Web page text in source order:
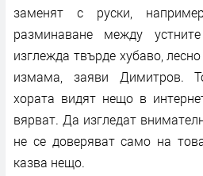
заменят с руски,
разминаване между
изглежда твърде хубаво,
измама, заяви Димитров.
хората видят нещо в
вярват. Да изгледат
не се доверяват само на
казва нещо.